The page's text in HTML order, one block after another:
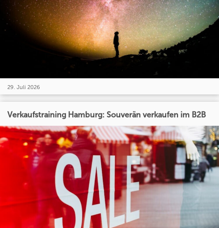
29. Juli 2026
Verkaufstraining Hamburg: Souverän verkaufen im B2B